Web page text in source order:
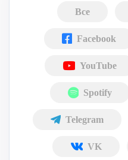
Все
Facebook
YouTube
Spotify
Telegram
VK